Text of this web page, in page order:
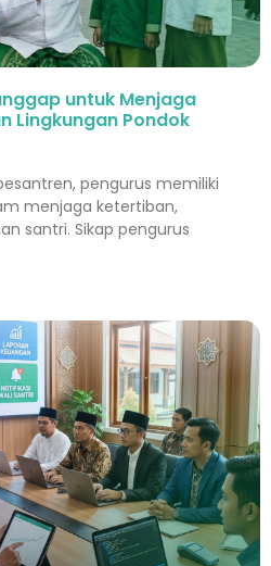
untuk Menjaga
Lingkungan Pondok
pengurus memiliki
menjaga ketertiban,
santri. Sikap pengurus